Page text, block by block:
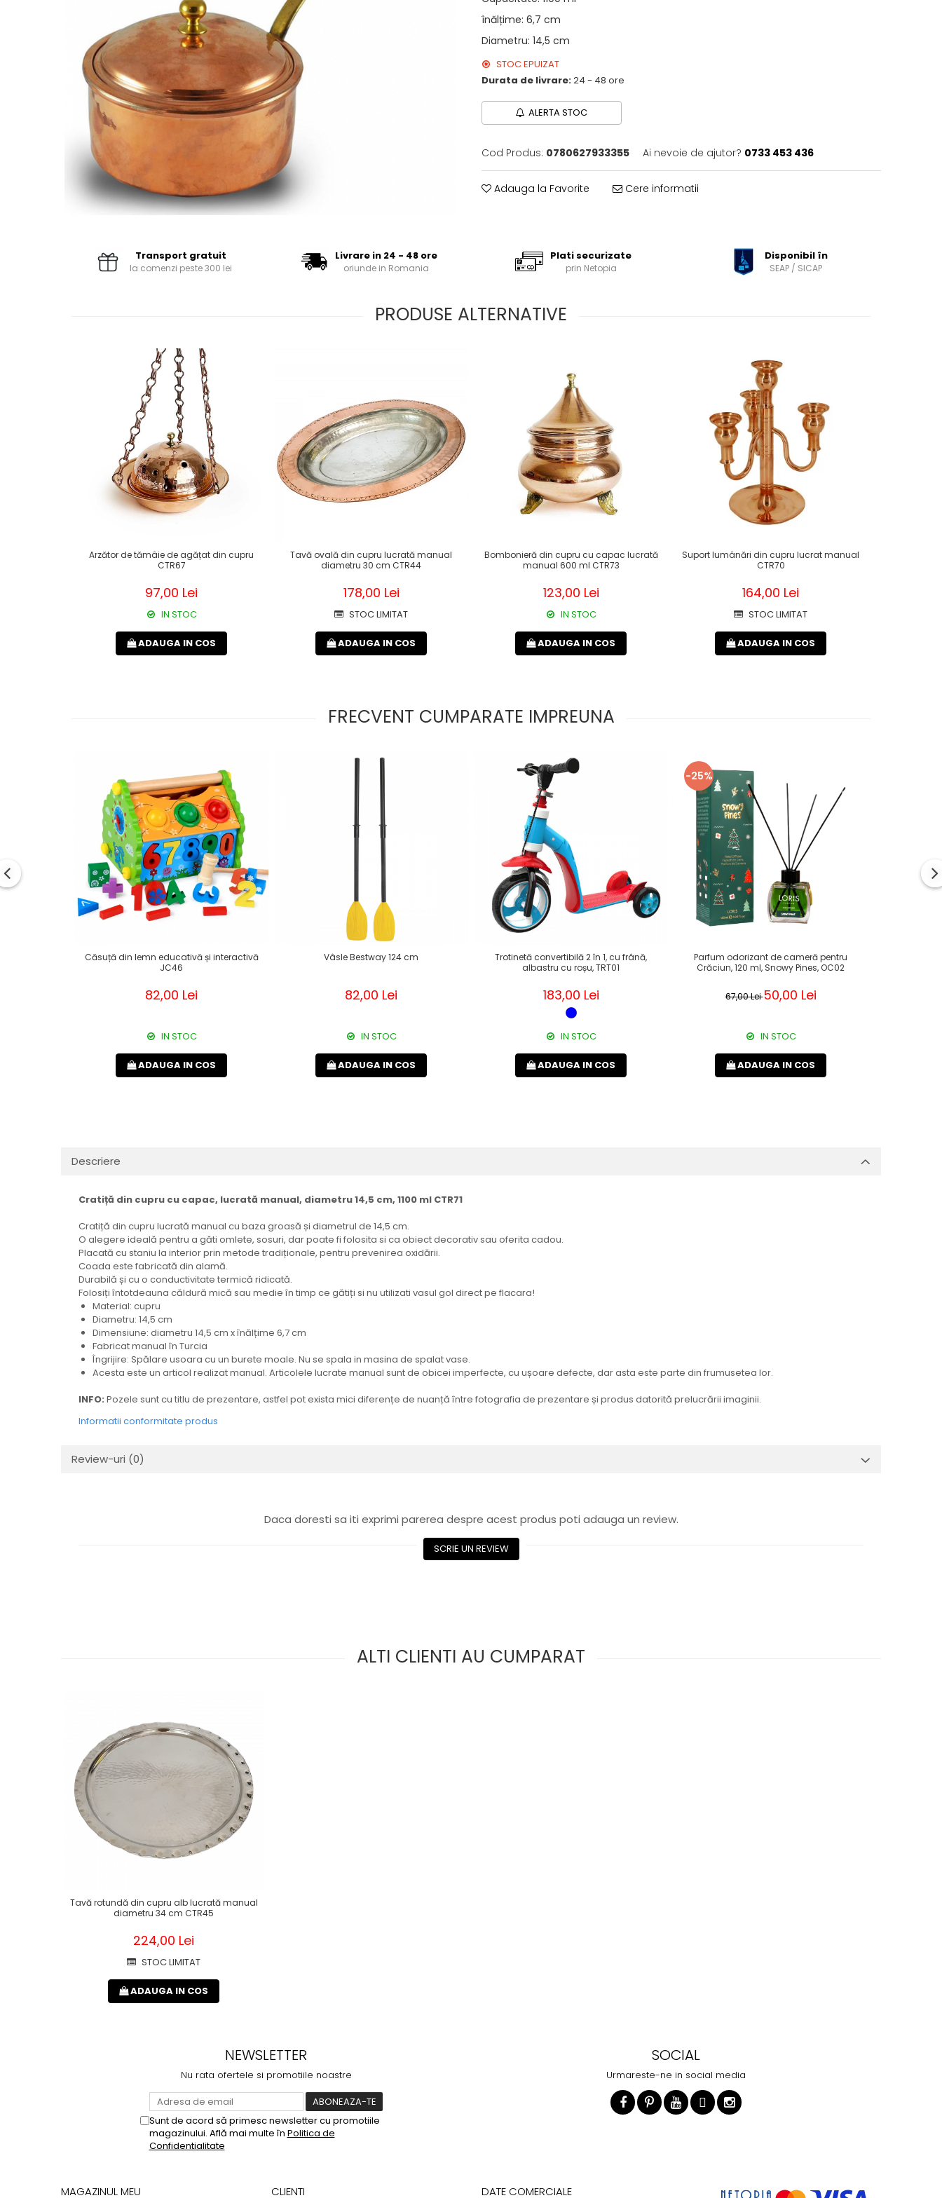
înălțime: 6,7 cm
Diametru: 14,5 cm
STOC EPUIZAT
Durata de livrare:24 - 48 ore
ALERTA STOC
Cod Produs: 0780627933355 Ai nevoie de ajutor? 0733 453 436
Adauga la Favorite Cere informatii
Transport gratuit
la comenzi peste 300 lei
Livrare in 24 - 48 ore
oriunde in Romania
Plati securizate
prin Netopia
Disponibil în
SEAP / SICAP
PRODUSE ALTERNATIVE
Arzător de tămâie de agățat din cupru
CTR67
97,00 Lei
IN STOC
ADAUGA IN COS
Tavă ovală din cupru lucrată manual
diametru 30 cm CTR44
178,00 Lei
STOC LIMITAT
ADAUGA IN COS
Bombonieră din cupru cu capac lucrată
manual 600 ml CTR73
123,00 Lei
IN STOC
ADAUGA IN COS
Suport lumânări din cupru lucrat manual
CTR70
164,00 Lei
STOC LIMITAT
ADAUGA IN COS
FRECVENT CUMPARATE IMPREUNA
Căsuță din lemn educativă și interactivă
JC46
82,00 Lei
IN STOC
ADAUGA IN COS
Vâsle Bestway 124 cm
82,00 Lei
IN STOC
ADAUGA IN COS
Trotinetă convertibilă 2 în 1, cu frână,
albastru cu roșu, TRT01
183,00 Lei
IN STOC
ADAUGA IN COS
-25%
Parfum odorizant de cameră pentru
Crăciun, 120 ml, Snowy Pines, OC02
67,00 Lei50,00 Lei
IN STOC
ADAUGA IN COS
Descriere
Cratiță din cupru cu capac, lucrată manual, diametru 14,5 cm, 1100 ml CTR71
Cratiță din cupru lucrată manual cu baza groasă și diametrul de 14,5 cm.
O alegere ideală pentru a găti omlete, sosuri, dar poate fi folosita si ca obiect decorativ sau oferita cadou.
Placată cu staniu la interior prin metode tradiționale, pentru prevenirea oxidării.
Coada este fabricată din alamă.
Durabilă și cu o conductivitate termică ridicată.
Folosiți întotdeauna căldură mică sau medie în timp ce gătiți si nu utilizati vasul gol direct pe flacara!
Material: cupru
Diametru: 14,5 cm
Dimensiune: diametru 14,5 cm x înălțime 6,7 cm
Fabricat manual în Turcia
Îngrijire: Spălare usoara cu un burete moale. Nu se spala in masina de spalat vase.
Acesta este un articol realizat manual. Articolele lucrate manual sunt de obicei imperfecte, cu ușoare defecte, dar asta este parte din frumusetea lor.
INFO: Pozele sunt cu titlu de prezentare, astfel pot exista mici diferențe de nuanță între fotografia de prezentare și produs datorită prelucrării imaginii.
Informatii conformitate produs
Review-uri (0)
Daca doresti sa iti exprimi parerea despre acest produs poti adauga un review.
SCRIE UN REVIEW
ALTI CLIENTI AU CUMPARAT
Tavă rotundă din cupru alb lucrată manual
diametru 34 cm CTR45
224,00 Lei
STOC LIMITAT
ADAUGA IN COS
NEWSLETTER
Nu rata ofertele si promotiile noastre
Sunt de acord să primesc newsletter cu promotiile
magazinului. Află mai multe în Politica de
Confidentialitate
SOCIAL
Urmareste-ne in social media
MAGAZINUL MEU CLIENTI DATE COMERCIALE